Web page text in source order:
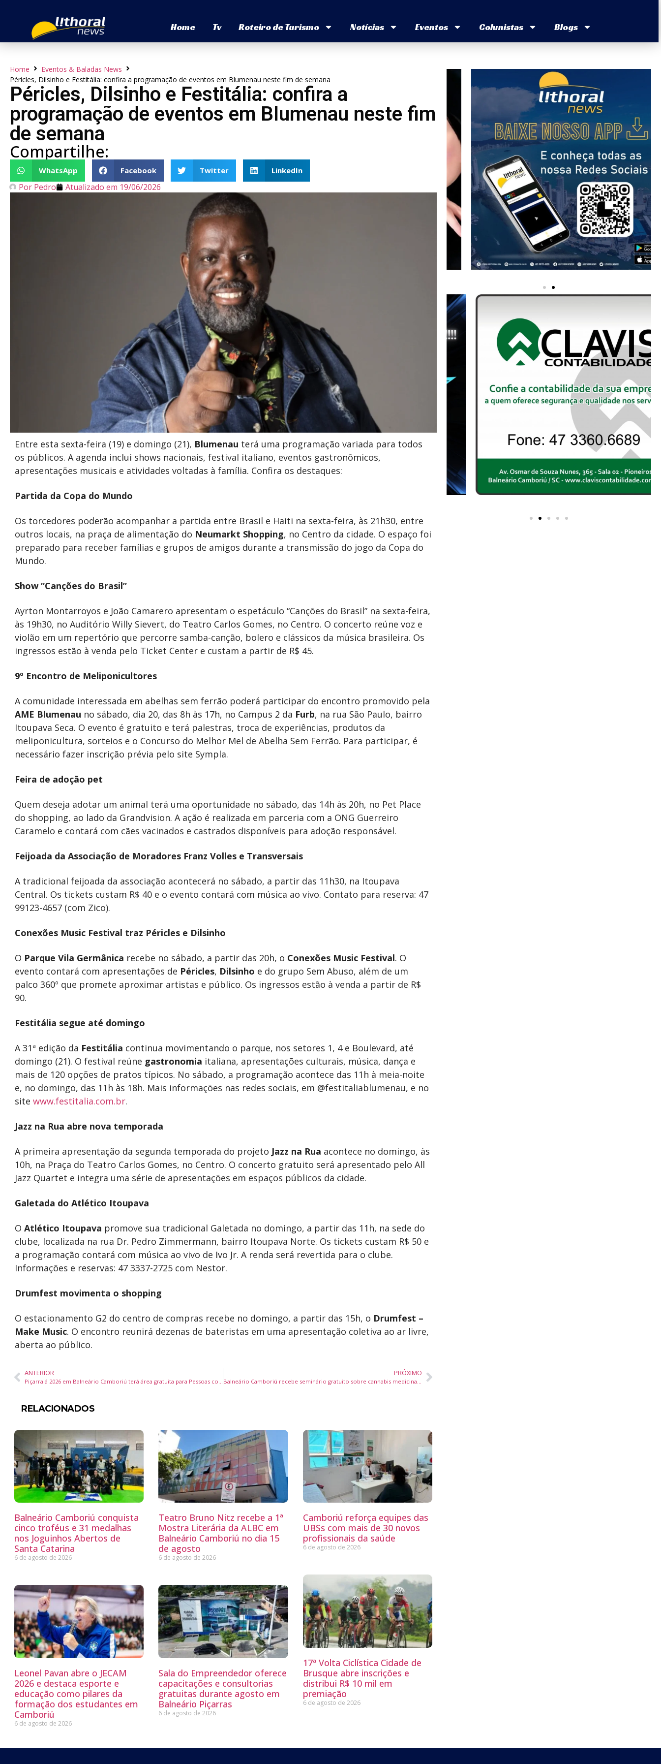
Home Tv Roteiro de Turismo Notícias Eventos Colunistas Blogs
Home
Eventos & Baladas News
Péricles, Dilsinho e Festitália: confira a programação de eventos em Blumenau neste fim de semana
Péricles, Dilsinho e Festitália: confira a
programação de eventos em Blumenau neste fim
de semana
Compartilhe:
WhatsApp Facebook Twitter LinkedIn
Por Pedro Atualizado em 19/06/2026
Entre esta sexta-feira (19) e domingo (21), Blumenau terá uma programação variada para todos
os públicos. A agenda inclui shows nacionais, festival italiano, eventos gastronômicos,
apresentações musicais e atividades voltadas à família. Confira os destaques:
Partida da Copa do Mundo
Os torcedores poderão acompanhar a partida entre Brasil e Haiti na sexta-feira, às 21h30, entre
outros locais, na praça de alimentação do Neumarkt Shopping, no Centro da cidade. O espaço foi
preparado para receber famílias e grupos de amigos durante a transmissão do jogo da Copa do
Mundo.
Show “Canções do Brasil”
Ayrton Montarroyos e João Camarero apresentam o espetáculo “Canções do Brasil” na sexta-feira,
às 19h30, no Auditório Willy Sievert, do Teatro Carlos Gomes, no Centro. O concerto reúne voz e
violão em um repertório que percorre samba-canção, bolero e clássicos da música brasileira. Os
ingressos estão à venda pelo Ticket Center e custam a partir de R$ 45.
9º Encontro de Meliponicultores
A comunidade interessada em abelhas sem ferrão poderá participar do encontro promovido pela
AME Blumenau no sábado, dia 20, das 8h às 17h, no Campus 2 da Furb, na rua São Paulo, bairro
Itoupava Seca. O evento é gratuito e terá palestras, troca de experiências, produtos da
meliponicultura, sorteios e o Concurso do Melhor Mel de Abelha Sem Ferrão. Para participar, é
necessário fazer inscrição prévia pelo site Sympla.
Feira de adoção pet
Quem deseja adotar um animal terá uma oportunidade no sábado, das 14h às 20h, no Pet Place
do shopping, ao lado da Grandvision. A ação é realizada em parceria com a ONG Guerreiro
Caramelo e contará com cães vacinados e castrados disponíveis para adoção responsável.
Feijoada da Associação de Moradores Franz Volles e Transversais
A tradicional feijoada da associação acontecerá no sábado, a partir das 11h30, na Itoupava
Central. Os tickets custam R$ 40 e o evento contará com música ao vivo. Contato para reserva: 47
99123-4657 (com Zico).
Conexões Music Festival traz Péricles e Dilsinho
O Parque Vila Germânica recebe no sábado, a partir das 20h, o Conexões Music Festival. O
evento contará com apresentações de Péricles, Dilsinho e do grupo Sem Abuso, além de um
palco 360º que promete aproximar artistas e público. Os ingressos estão à venda a partir de R$
90.
Festitália segue até domingo
A 31ª edição da Festitália continua movimentando o parque, nos setores 1, 4 e Boulevard, até
domingo (21). O festival reúne gastronomia italiana, apresentações culturais, música, dança e
mais de 120 opções de pratos típicos. No sábado, a programação acontece das 11h à meia-noite
e, no domingo, das 11h às 18h. Mais informações nas redes sociais, em @festitaliablumenau, e no
site www.festitalia.com.br.
Jazz na Rua abre nova temporada
A primeira apresentação da segunda temporada do projeto Jazz na Rua acontece no domingo, às
10h, na Praça do Teatro Carlos Gomes, no Centro. O concerto gratuito será apresentado pelo All
Jazz Quartet e integra uma série de apresentações em espaços públicos da cidade.
Galetada do Atlético Itoupava
O Atlético Itoupava promove sua tradicional Galetada no domingo, a partir das 11h, na sede do
clube, localizada na rua Dr. Pedro Zimmermann, bairro Itoupava Norte. Os tickets custam R$ 50 e
a programação contará com música ao vivo de Ivo Jr. A renda será revertida para o clube.
Informações e reservas: 47 3337-2725 com Nestor.
Drumfest movimenta o shopping
O estacionamento G2 do centro de compras recebe no domingo, a partir das 15h, o Drumfest –
Make Music. O encontro reunirá dezenas de bateristas em uma apresentação coletiva ao ar livre,
aberta ao público.
ANTERIOR
Piçarraiá 2026 em Balneário Camboriú terá área gratuita para Pessoas com Deficiência no Centreventos
PRÓXIMO
Balneário Camboriú recebe seminário gratuito sobre cannabis medicinal e saúde pública nos dias 25 e 26 de junho
RELACIONADOS
Balneário Camboriú conquista
cinco troféus e 31 medalhas
nos Joguinhos Abertos de
Santa Catarina
6 de agosto de 2026
Teatro Bruno Nitz recebe a 1ª
Mostra Literária da ALBC em
Balneário Camboriú no dia 15
de agosto
6 de agosto de 2026
Camboriú reforça equipes das
UBSs com mais de 30 novos
profissionais da saúde
6 de agosto de 2026
Leonel Pavan abre o JECAM
2026 e destaca esporte e
educação como pilares da
formação dos estudantes em
Camboriú
6 de agosto de 2026
Sala do Empreendedor oferece
capacitações e consultorias
gratuitas durante agosto em
Balneário Piçarras
6 de agosto de 2026
17ª Volta Ciclística Cidade de
Brusque abre inscrições e
distribui R$ 10 mil em
premiação
6 de agosto de 2026